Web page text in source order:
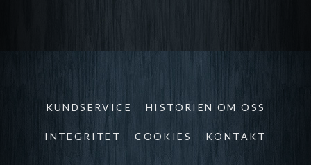
KUNDSERVICE HISTORIEN OM OSS
INTEGRITET COOKIES KONTAKT